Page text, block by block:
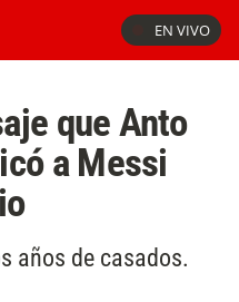
EN VIVO
que Anto
a Messi
años de casados.